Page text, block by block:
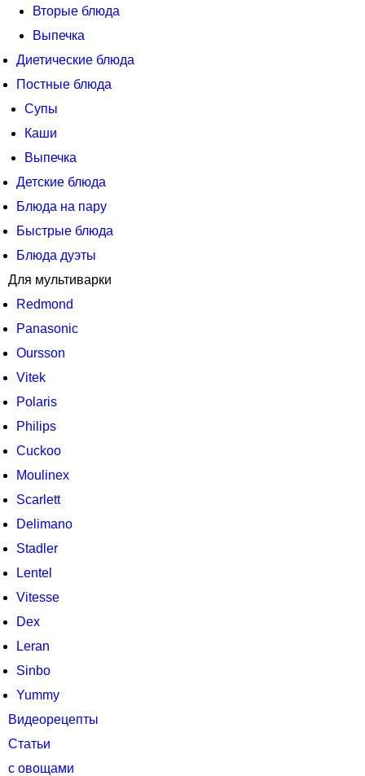
Вторые блюда
Выпечка
Диетические блюда
Постные блюда
Супы
Каши
Выпечка
Детские блюда
Блюда на пару
Быстрые блюда
Блюда дуэты
Для мультиварки
Redmond
Panasonic
Oursson
Vitek
Polaris
Philips
Cuckoo
Moulinex
Scarlett
Delimano
Stadler
Lentel
Vitesse
Dex
Leran
Sinbo
Yummy
Видеорецепты
Статьи
с овощами